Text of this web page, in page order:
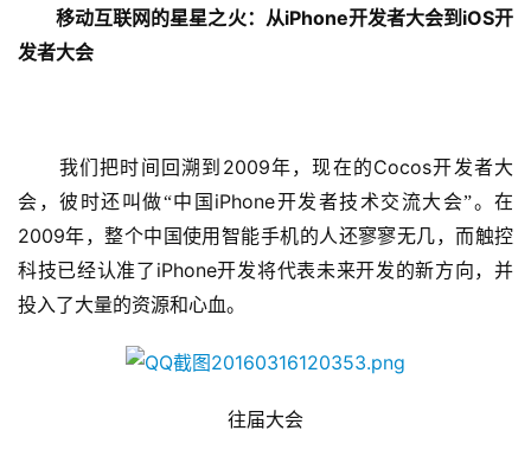
移动互联网的星星之火：从iPhone开发者大会到 iOS开
发者大会
我们把时间回溯到 2009年，现在的Cocos开发者大
会，彼时还叫做“中国 iPhone开发者技术交流大会”。在
2009年，整个中国使用智能手机的人还寥寥无几，而触控
科技已经认准了 iPhone开发将代表未来开发的新方向，并
投入了大量的资源和心血。
往届大会